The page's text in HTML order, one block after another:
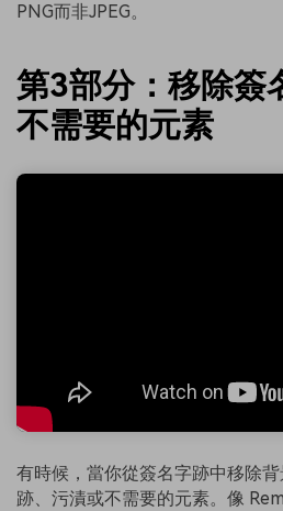
PNG而非JPEG。
第3部分：移除簽
不需要的元素
有時候，當你從簽名字跡中移除
跡、污漬或不需要的元素。像